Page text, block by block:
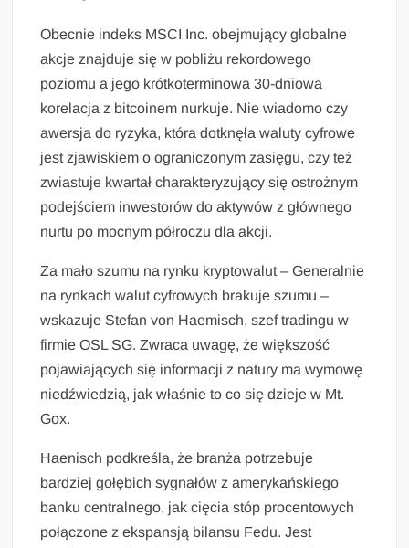
Obecnie indeks MSCI Inc. obejmujący globalne
akcje znajduje się w pobliżu rekordowego
poziomu a jego krótkoterminowa 30-dniowa
korelacja z bitcoinem nurkuje. Nie wiadomo czy
awersja do ryzyka, która dotknęła waluty cyfrowe
jest zjawiskiem o ograniczonym zasięgu, czy też
zwiastuje kwartał charakteryzujący się ostrożnym
podejściem inwestorów do aktywów z głównego
nurtu po mocnym półroczu dla akcji.
Za mało szumu na rynku kryptowalut – Generalnie
na rynkach walut cyfrowych brakuje szumu –
wskazuje Stefan von Haemisch, szef tradingu w
firmie OSL SG. Zwraca uwagę, że większość
pojawiających się informacji z natury ma wymowę
niedźwiedzią, jak właśnie to co się dzieje w Mt.
Gox.
Haenisch podkreśla, że branża potrzebuje
bardziej gołębich sygnałów z amerykańskiego
banku centralnego, jak cięcia stóp procentowych
połączone z ekspansją bilansu Fedu. Jest